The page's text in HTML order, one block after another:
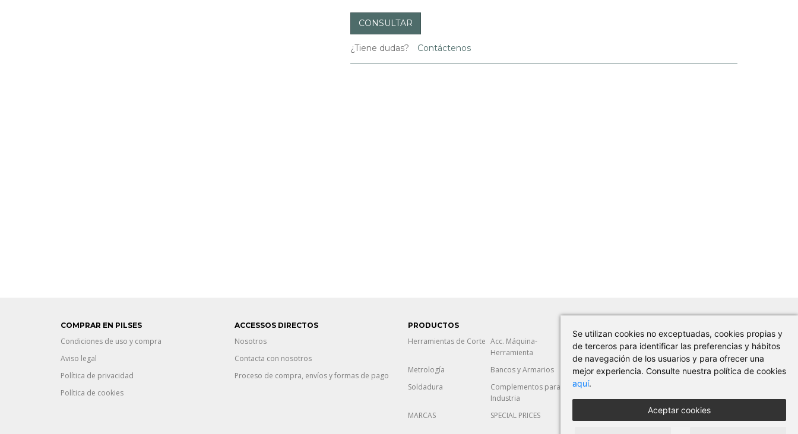
Se utilizan cookies no exceptuadas, cookies propias y
de terceros para identificar las preferencias y hábitos
de navegación de los usuarios y para ofrecer una
mejor experiencia. Consulte nuestra política de cookies
aquí.
Aceptar cookies
CONSULTAR
¿Tiene dudas? Contáctenos
COMPRAR EN PILSES
Condiciones de uso y compra
Aviso legal
Política de privacidad
Política de cookies
ACCESSOS DIRECTOS
Nosotros
Contacta con nosotros
Proceso de compra, envíos y formas de pago
PRODUCTOS
Herramientas de Corte Acc. Máquina-
Herramienta
Abrasión Herramientas Manuales
Metrología Bancos y Armarios Máquina-Herramienta
Corte y Deformación
Soldadura
Complementos para
Industria
Seguridad Laboral
MARCAS SPECIAL PRICES